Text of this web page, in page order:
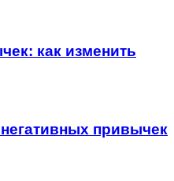
как изменить
привычек